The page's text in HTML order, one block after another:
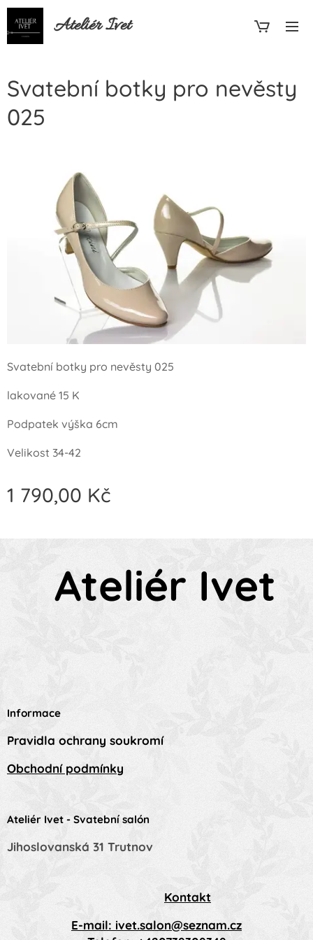
Ateliér Ivet
Svatební botky pro nevěsty
025
Svatební botky pro nevěsty 025
lakované 15 K
Podpatek výška 6cm
Velikost 34-42
1 790,00 Kč
Ateliér Ivet
Informace
Pravidla ochrany soukromí
Obchodní podmínky
Ateliér Ivet - Svatební salón
Jihoslovanská 31 Trutnov
Kontakt
E-mail: ivet.salon@seznam.cz